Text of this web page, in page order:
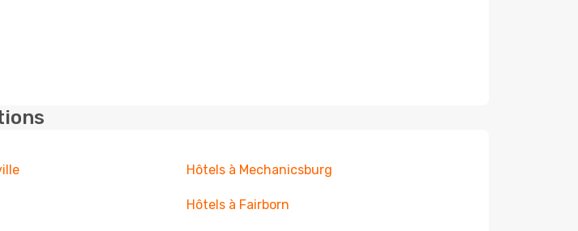
Hôtels à Mechanicsburg
Hôtels à Fairborn